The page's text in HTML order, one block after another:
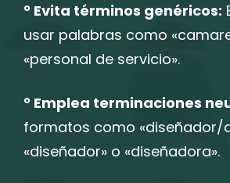
° Evita términos genéricos:
usar palabras como
«personal de servicio».
° Emplea terminaciones
formatos como «diseñador/
«diseñador» o «diseñadora».